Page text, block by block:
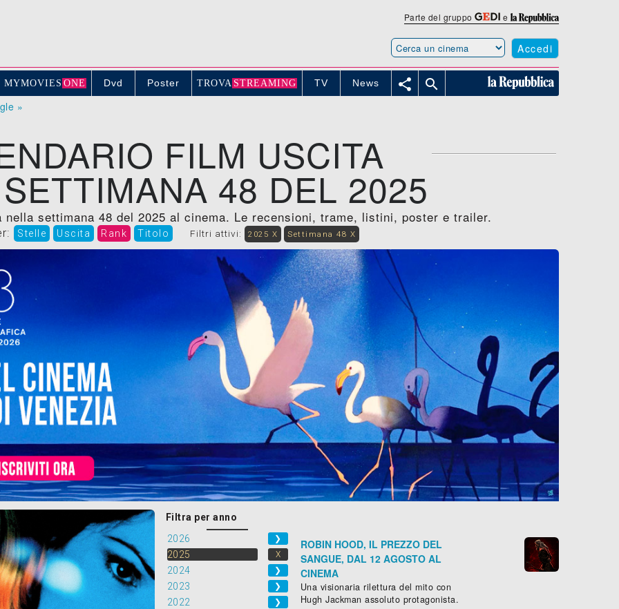
Parte del gruppo e
Accedi
MYMOVIE S ONE Dvd Poster TROVA STREAMING TV News  
»
FILM USCITA
48 DEL 2025
settimana 48 del 2025 al cinema. Le recensioni, trame, listini, poster e trailer.
Stelle Uscita Rank Titolo Filtri attivi: 2025 X Settimana 48 X
Filtra per anno
2026
❯
2025 X
2024 ❯
2023 ❯
2022 ❯
ROBIN HOOD, IL PREZZO DEL
SANGUE, DAL 12 AGOSTO AL
CINEMA
Una visionaria rilettura del mito con
Hugh Jackman assoluto protagonista.